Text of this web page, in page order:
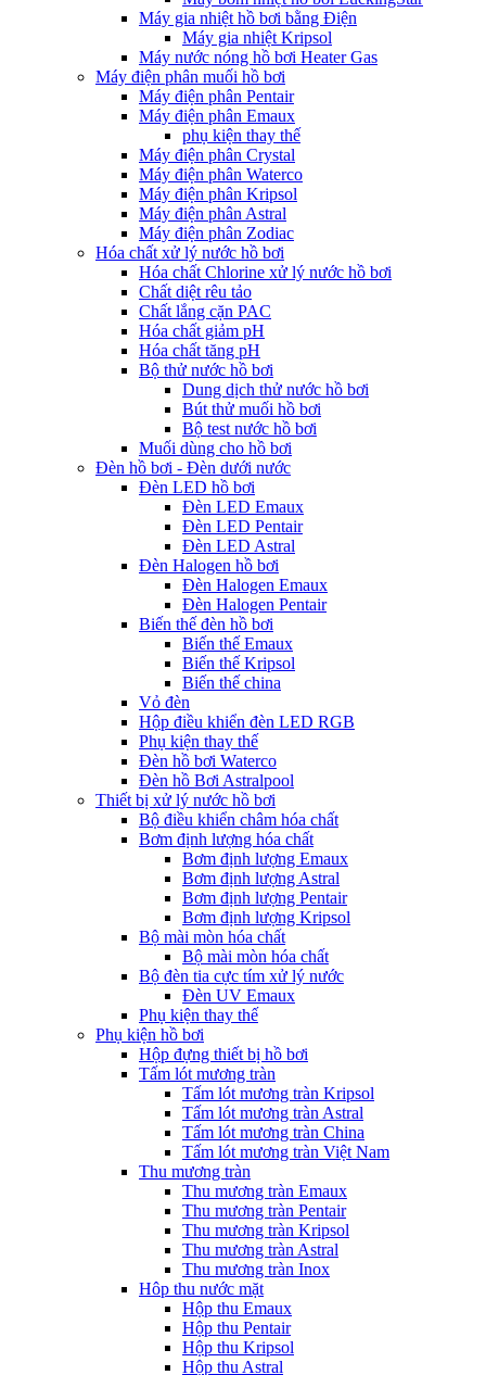
Máy gia nhiệt hồ bơi bằng Điện
Máy gia nhiệt Kripsol
Máy nước nóng hồ bơi Heater Gas
Máy điện phân muối hồ bơi
Máy điện phân Pentair
Máy điện phân Emaux
phụ kiện thay thế
Máy điện phân Crystal
Máy điện phân Waterco
Máy điện phân Kripsol
Máy điện phân Astral
Máy điện phân Zodiac
Hóa chất xử lý nước hồ bơi
Hóa chất Chlorine xử lý nước hồ bơi
Chất diệt rêu tảo
Chất lắng cặn PAC
Hóa chất giảm pH
Hóa chất tăng pH
Bộ thử nước hồ bơi
Dung dịch thử nước hồ bơi
Bút thử muối hồ bơi
Bộ test nước hồ bơi
Muối dùng cho hồ bơi
Đèn hồ bơi - Đèn dưới nước
Đèn LED hồ bơi
Đèn LED Emaux
Đèn LED Pentair
Đèn LED Astral
Đèn Halogen hồ bơi
Đèn Halogen Emaux
Đèn Halogen Pentair
Biến thế đèn hồ bơi
Biến thế Emaux
Biến thế Kripsol
Biến thế china
Vỏ đèn
Hộp điều khiển đèn LED RGB
Phụ kiện thay thế
Đèn hồ bơi Waterco
Đèn hồ Bơi Astralpool
Thiết bị xử lý nước hồ bơi
Bộ điều khiển châm hóa chất
Bơm định lượng hóa chất
Bơm định lượng Emaux
Bơm định lượng Astral
Bơm định lượng Pentair
Bơm định lượng Kripsol
Bộ mài mòn hóa chất
Bộ mài mòn hóa chất
Bộ đèn tia cực tím xử lý nước
Đèn UV Emaux
Phụ kiện thay thế
Phụ kiện hồ bơi
Hộp đựng thiết bị hồ bơi
Tấm lót mương tràn
Tấm lót mương tràn Kripsol
Tấm lót mương tràn Astral
Tấm lót mương tràn China
Tấm lót mương tràn Việt Nam
Thu mương tràn
Thu mương tràn Emaux
Thu mương tràn Pentair
Thu mương tràn Kripsol
Thu mương tràn Astral
Thu mương tràn Inox
Hôp thu nước mặt
Hộp thu Emaux
Hộp thu Pentair
Hộp thu Kripsol
Hộp thu Astral